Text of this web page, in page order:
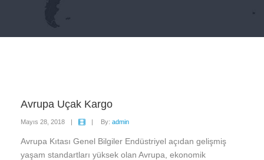
Avrupa Uçak Kargo
Mayıs 28, 2018 | | By: admin
Avrupa Kıtası Genel Bilgiler Endüstriyel açıdan gelişmiş
yaşam standartları yüksek olan Avrupa, ekonomik